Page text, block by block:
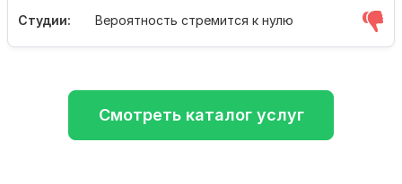
Студии: Вероятность стремится к нулю
Смотреть каталог услуг